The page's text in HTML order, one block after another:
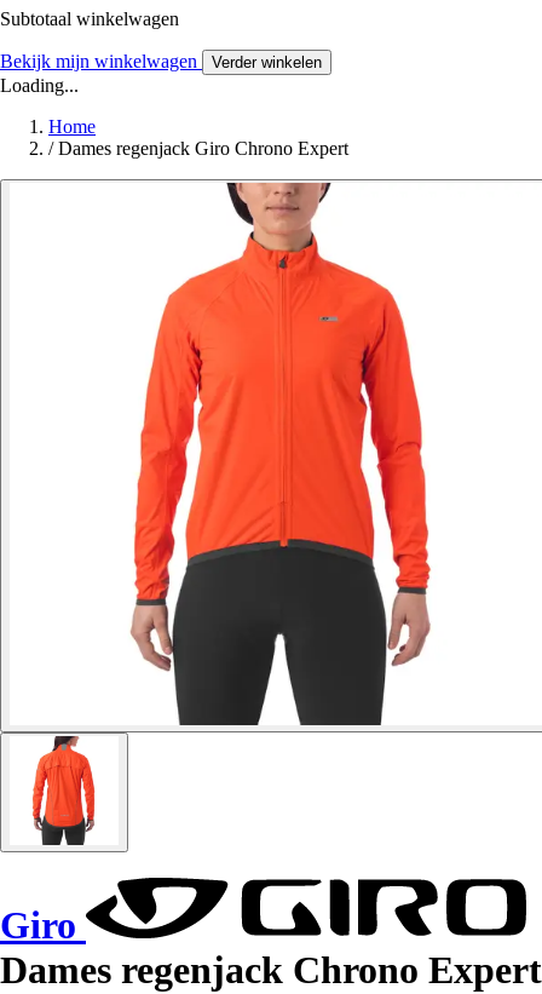
Subtotaal winkelwagen
Bekijk mijn winkelwagen Verder winkelen
Loading...
Home
/ Dames regenjack Giro Chrono Expert
Giro
Dames regenjack Chrono Expert